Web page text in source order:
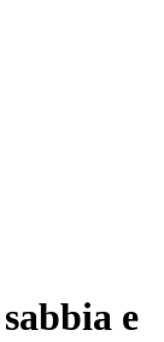
e